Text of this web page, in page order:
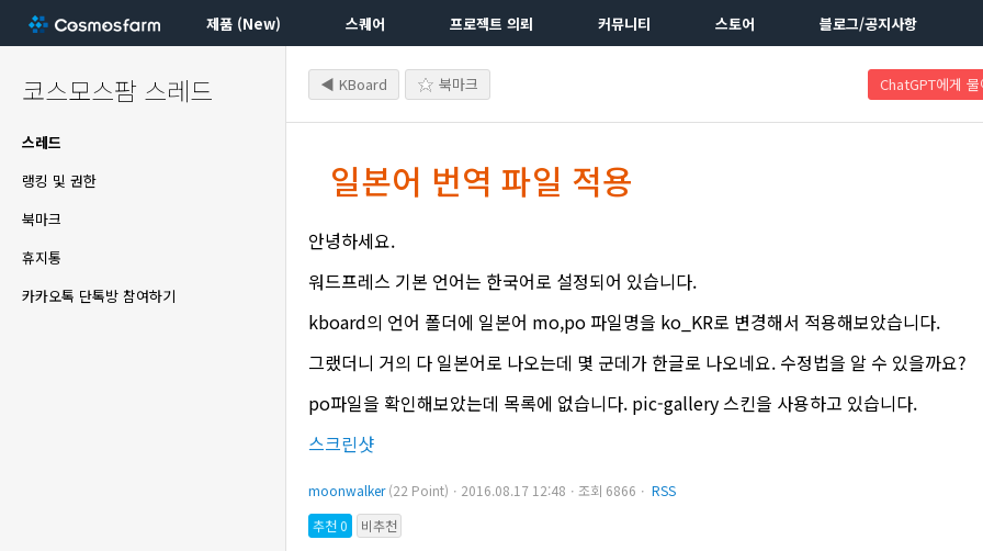
제품 (New) 스퀘어 프로젝트 의뢰 커뮤니티 스토어 블로그/공지사항
코스모스팜 스레드
스레드
랭킹 및 권한
북마크
휴지통
카카오톡 단톡방 참여하기
◀ KBoard 북마크 ChatGPT에게 물
일본어 번역 파일 적용
안녕하세요.
워드프레스 기본 언어는 한국어로 설정되어 있습니다.
kboard의 언어 폴더에 일본어 mo,po 파일명을 ko_KR로 변경해서 적용해보았습니다.
그랬더니 거의 다 일본어로 나오는데 몇 군데가 한글로 나오네요. 수정법을 알 수 있을까요?
po파일을 확인해보았는데 목록에 없습니다. pic-gallery 스킨을 사용하고 있습니다.
스크린샷
moonwalker (22 Point)ㆍ2016.08.17 12:48ㆍ조회 6866ㆍ RSS
추천 0
비추천